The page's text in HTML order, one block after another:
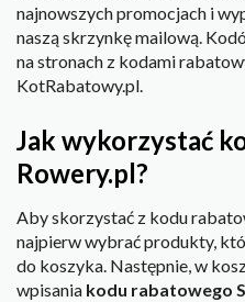
najnowszych promocjach i
naszą skrzynkę mailową.
na stronach z kodami
KotRabatowy.pl.
Jak wykorzystać
Rowery.pl?
Aby skorzystać z kodu
najpierw wybrać produkty,
do koszyka. Następnie, w
wpisania kodu rabatowego